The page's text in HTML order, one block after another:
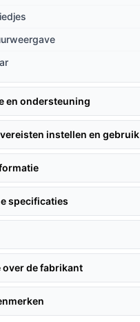
en ondersteuning
instellen en gebruik
specificaties
over de fabrikant